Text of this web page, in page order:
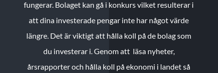
fungerar. Bolaget kan gå i konkurs vilket resulterar i
att dina investerade pengar inte har något värde
längre. Det är viktigt att hålla koll på de bolag som
du investerar i. Genom att läsa nyheter,
årsrapporter och hålla koll på ekonomi i landet så